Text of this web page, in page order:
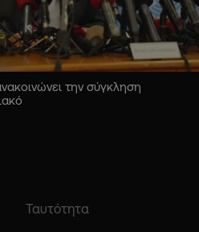
την σύγκληση
Ταυτότητα